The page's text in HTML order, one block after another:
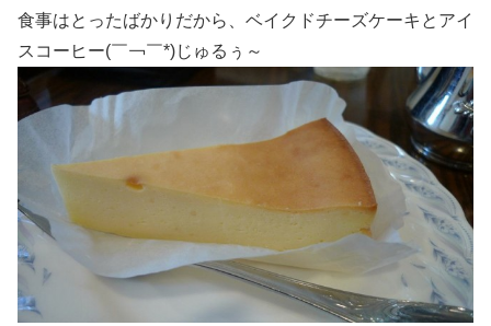
食事はとったばかりだから、ベイクドチーズケーキとアイ
スコーヒー(￣￢￣*)じゅるぅ～